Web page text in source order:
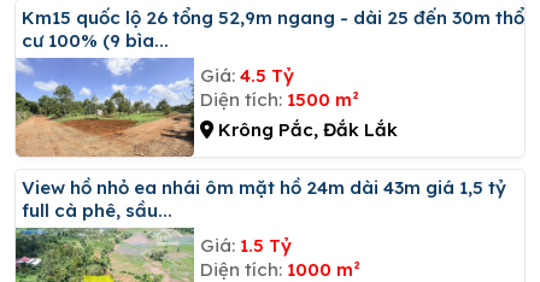
Km15 quốc lộ 26 tổng 52,9m ngang - dài 25 đến 30m thổ
cư 100% (9 bìa...
Giá: 4.5 Tỷ
Diện tích: 1500 m²
Krông Pắc, Đắk Lắk
View hồ nhỏ ea nhái ôm mặt hồ 24m dài 43m giá 1,5 tỷ
full cà phê, sầu...
Giá: 1.5 Tỷ
Diện tích: 1000 m²